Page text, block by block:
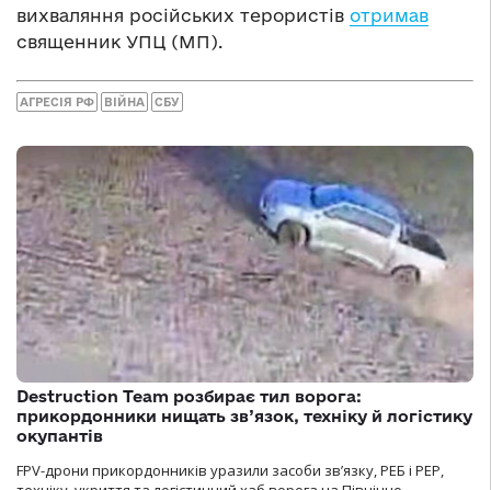
вихваляння російських терористів отримав
священник УПЦ (МП).
АГРЕСІЯ РФ ВІЙНА СБУ
Destruction Team розбирає тил ворога:
прикордонники нищать зв’язок, техніку й логістику
окупантів
FPV-дрони прикордонників уразили засоби зв’язку, РЕБ і РЕР,